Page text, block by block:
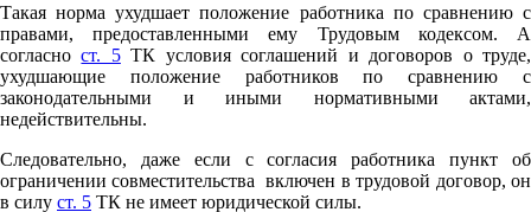
Такая норма ухудшает положение работника по сравнению с
правами, предоставленными ему Трудовым кодексом. А
согласност. 5ТК условия соглашений и договоров о труде,
ухудшающие положение работников по сравнению с
законодательными и иными нормативными актами,
недействительны.
Следовательно, даже если с согласия работника пункт об
ограничении совместительства включен в трудовой договор, он
в силу ст. 5 ТК не имеет юридической силы.